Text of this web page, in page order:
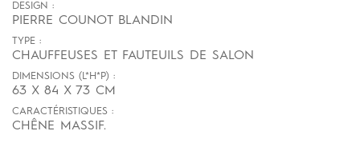
DESIGN :
PIERRE COUNOT BLANDIN
TYPE :
CHAUFFEUSES ET FAUTEUILS DE SALON
DIMENSIONS (L*H*P) :
63 X 84 X 73 CM
CARACTÉRISTIQUES :
CHÊNE MASSIF.